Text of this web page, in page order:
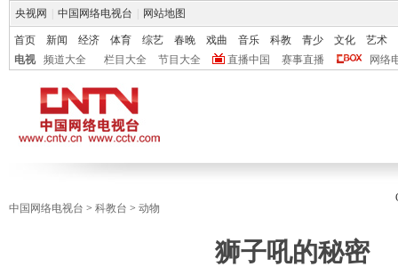
央视网 中国网络电视台 网站地图
首页 新闻 经济 体育 综艺 春晚 戏曲 音乐 科教 青少 文化
艺术
电视
频道大全 栏目大全 节目大全 直播中国 赛事直播 网络
中国网络电视台 > 科教台 > 动物
狮子吼的秘密